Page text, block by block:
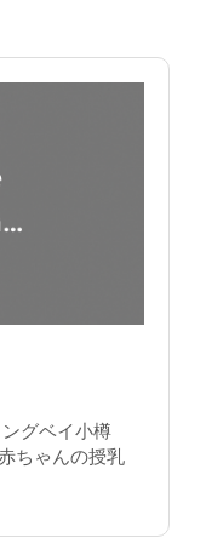
グベイ小樽
ちゃんの授乳